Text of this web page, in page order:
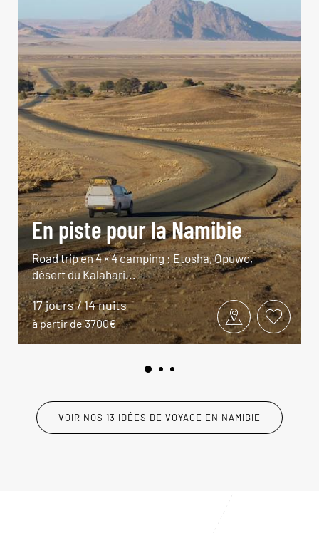
En piste pour la Namibie
Road trip en 4 × 4 camping : Etosha, Opuwo,
désert du Kalahari...
17 jours / 14 nuits
à partir de 3700€
VOIR NOS 13 IDÉES DE VOYAGE EN NAMIBIE